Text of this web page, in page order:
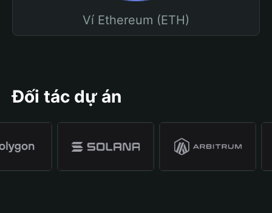
Ví Ethereum (ETH)
Đối tác dự án